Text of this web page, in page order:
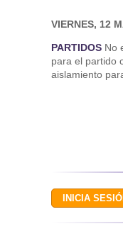
VIERNES, 12
PARTIDOS No
para el partido
aislamiento